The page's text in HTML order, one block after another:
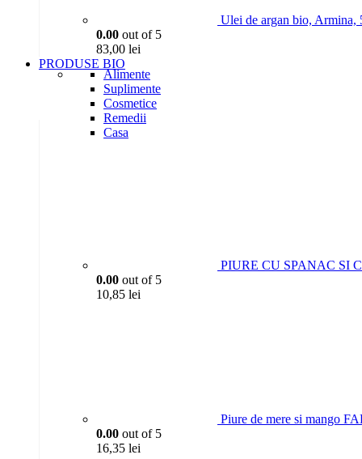
Ulei de argan bio, Armina,
0.00 out of 5
83,00 lei
PRODUSE BIO
Alimente
Suplimente
Cosmetice
Remedii
Casa
PIURE CU SPANAC SI
0.00 out of 5
10,85 lei
Piure de mere si mango
0.00 out of 5
16,35 lei